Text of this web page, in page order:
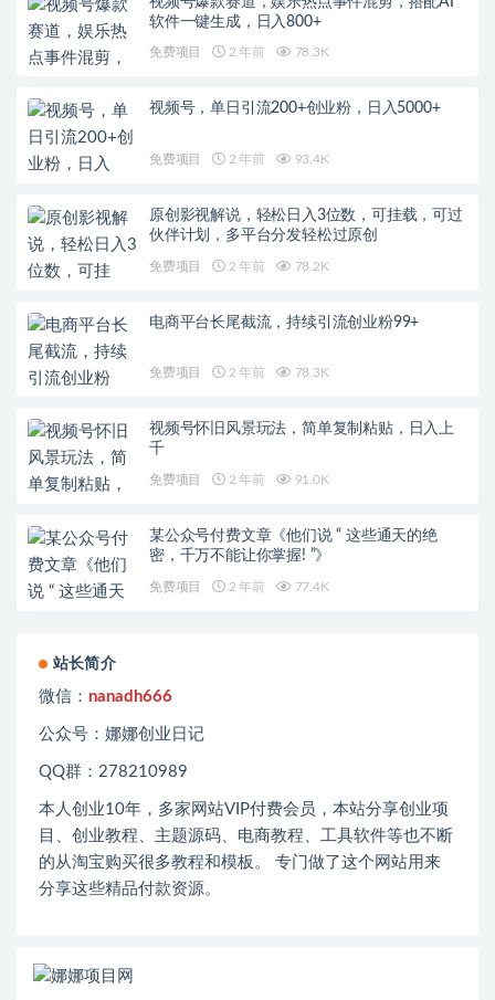
软件一键生成，日入800+
免费项目 2 年前 78.3K
视频号，单日引流200+创业粉，日入5000+
免费项目 2 年前 93.4K
原创影视解说，轻松日入3位数，可挂载，可过
伙伴计划，多平台分发轻松过原创
免费项目 2 年前 78.2K
电商平台长尾截流，持续引流创业粉99+
免费项目 2 年前 78.3K
视频号怀旧风景玩法，简单复制粘贴，日入上
千
免费项目 2 年前 91.0K
某公众号付费文章《他们说 “ 这些通天的绝
密，千万不能让你掌握! ”》
免费项目 2 年前 77.4K
站长简介
微信： nanadh666
公众号：娜娜创业日记
QQ群：278210989
本人创业10年，多家网站VIP付费会员，本站分享创业项
目、创业教程、主题源码、电商教程、工具软件等也不断
的从淘宝购买很多教程和模板。 专门做了这个网站用来
分享这些精品付款资源。